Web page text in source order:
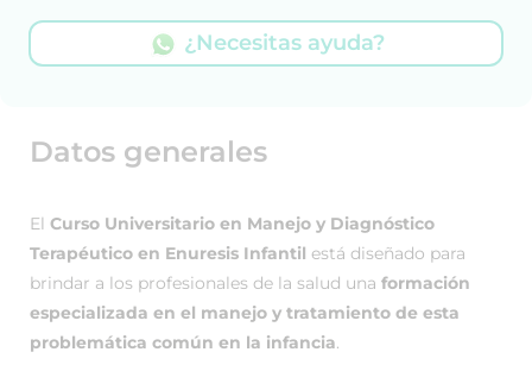
Datos generales
El Curso Universitario en Manejo y Diagnóstico
Terapéutico en Enuresis Infantil está diseñado para
brindar a los profesionales de la salud una formación
especializada en el manejo y tratamiento de esta
problemática común en la infancia.
¿Necesitas ayuda?